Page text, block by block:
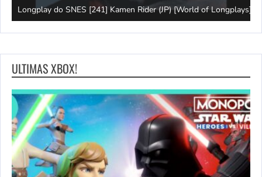
Longplay do SNES [241] Kamen Rider (JP) [World of Longplays]
ULTIMAS XBOX!